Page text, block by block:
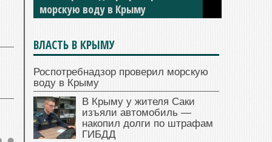
морскую воду в Крыму
ВЛАСТЬ В КРЫМУ
Роспотребнадзор проверил морскую
воду в Крыму
В Крыму у жителя Саки
изъяли автомобиль —
накопил долги по штрафам
ГИБДД